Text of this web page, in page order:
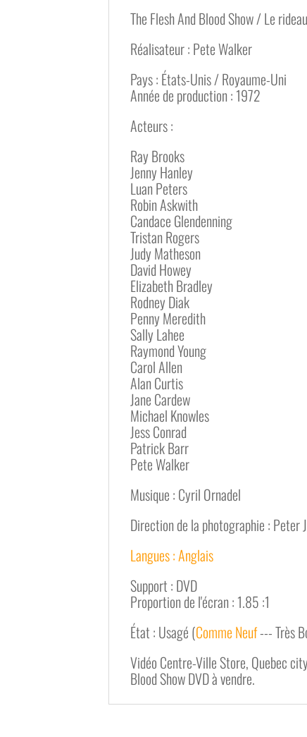
The Flesh And Blood Show / Le
Réalisateur : Pete Walker
Pays : États-Unis / Royaume-Uni
Année de production : 1972
Acteurs :
Ray Brooks
Jenny Hanley
Luan Peters
Robin Askwith
Candace Glendenning
Tristan Rogers
Judy Matheson
David Howey
Elizabeth Bradley
Rodney Diak
Penny Meredith
Sally Lahee
Raymond Young
Carol Allen
Alan Curtis
Jane Cardew
Michael Knowles
Jess Conrad
Patrick Barr
Pete Walker
Musique : Cyril Ornadel
Direction de la photographie : Peter
Langues : Anglais
Support : DVD
Proportion de l'écran : 1.85 :1
État : Usagé (Comme Neuf--- Très
Vidéo Centre-Ville Store, Quebec
Blood Show DVD à vendre.